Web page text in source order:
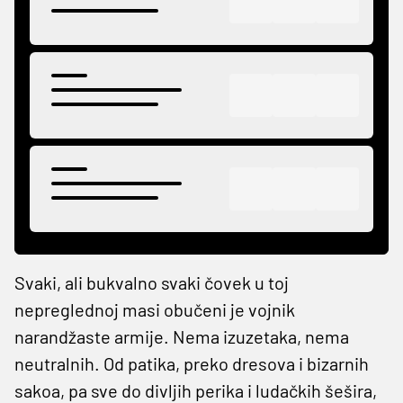
Svaki, ali bukvalno svaki čovek u toj
nepreglednoj masi obučeni je vojnik
narandžaste armije. Nema izuzetaka, nema
neutralnih. Od patika, preko dresova i bizarnih
sakoa, pa sve do divljih perika i ludačkih šešira,